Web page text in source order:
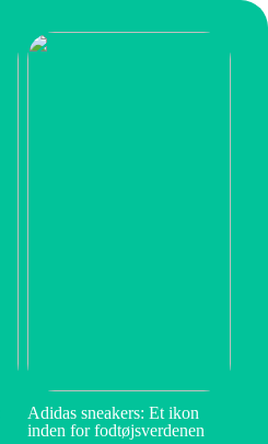
Adidas sneakers: Et ikon
inden for fodtøjsverdenen